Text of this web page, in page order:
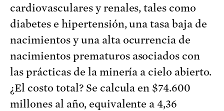
cardiovasculares y renales, tales como
diabetes e hipertensión, una tasa baja de
nacimientos y una alta ocurrencia de
nacimientos prematuros asociados con
las prácticas de la minería a cielo abierto.
¿El costo total? Se calcula en $74.600
millones al año, equivalente a 4,36